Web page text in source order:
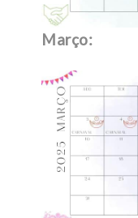
Março: